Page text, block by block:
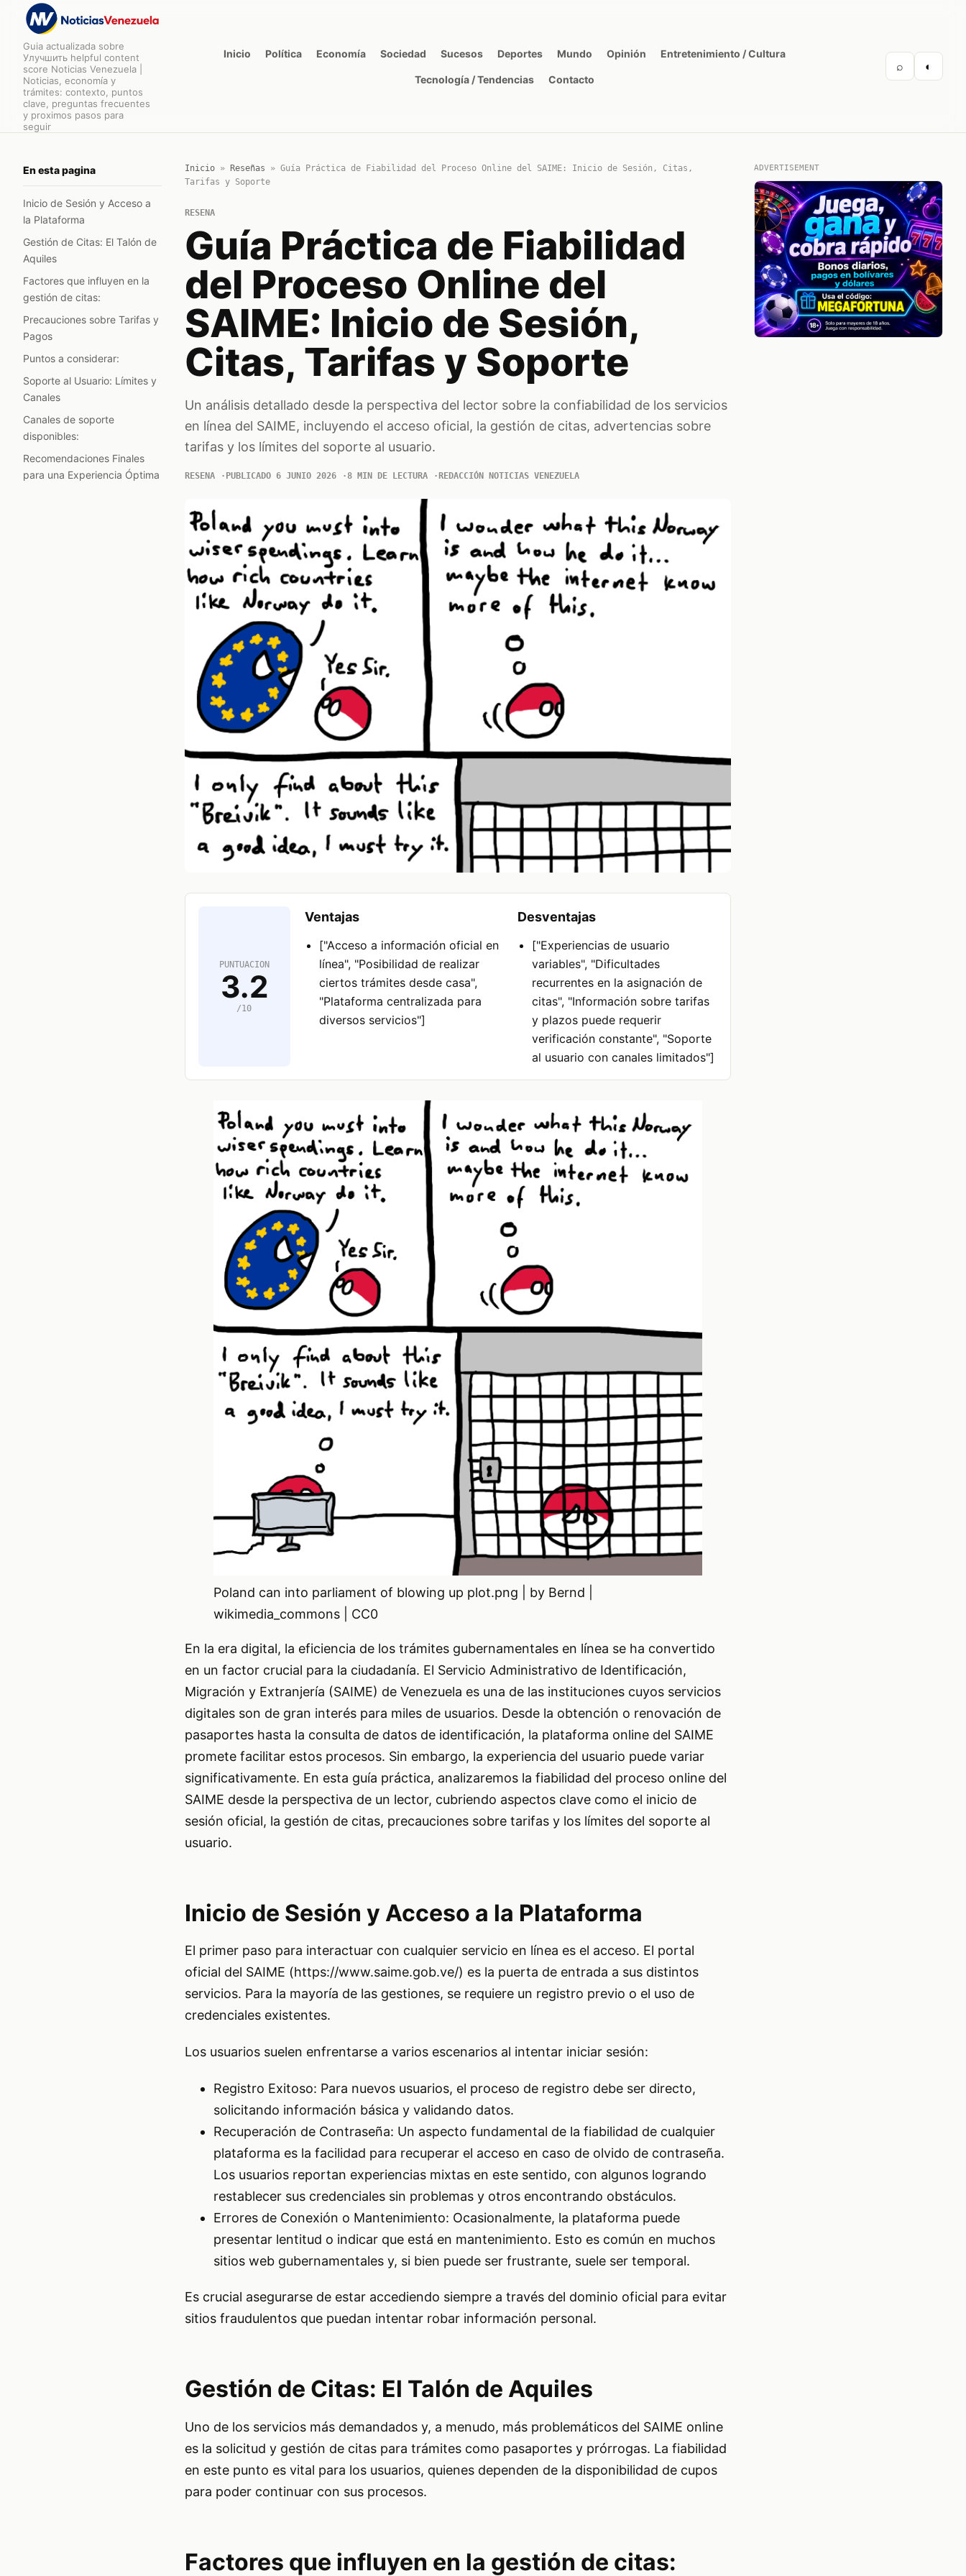
Guia actualizada sobre
Улучшить helpful content
score Noticias Venezuela |
Noticias, economía y
trámites: contexto, puntos
clave, preguntas frecuentes
y proximos pasos para
seguir
Inicio Política Economía Sociedad Sucesos Deportes Mundo Opinión Entretenimiento / Cultura
Tecnología / Tendencias Contacto
⌕ ◐
En esta pagina
Inicio de Sesión y Acceso a
la Plataforma
Gestión de Citas: El Talón de
Aquiles
Factores que influyen en la
gestión de citas:
Precauciones sobre Tarifas y
Pagos
Puntos a considerar:
Soporte al Usuario: Límites y
Canales
Canales de soporte
disponibles:
Recomendaciones Finales
para una Experiencia Óptima
Inicio» Reseñas » Guía Práctica de Fiabilidad del Proceso Online del SAIME: Inicio de Sesión, Citas,
Tarifas y Soporte
RESENA
Guía Práctica de Fiabilidad
del Proceso Online del
SAIME: Inicio de Sesión,
Citas, Tarifas y Soporte
Un análisis detallado desde la perspectiva del lector sobre la confiabilidad de los servicios
en línea del SAIME, incluyendo el acceso oficial, la gestión de citas, advertencias sobre
tarifas y los límites del soporte al usuario.
RESENA PUBLICADO 6 JUNIO 2026 8 MIN DE LECTURA REDACCIÓN NOTICIAS VENEZUELA
PUNTUACION
3.2
/10
Ventajas
["Acceso a información oficial en
línea", "Posibilidad de realizar
ciertos trámites desde casa",
"Plataforma centralizada para
diversos servicios"]
Desventajas
["Experiencias de usuario
variables", "Dificultades
recurrentes en la asignación de
citas", "Información sobre tarifas
y plazos puede requerir
verificación constante", "Soporte
al usuario con canales limitados"]
Poland can into parliament of blowing up plot.png | by Bernd |
wikimedia_commons | CC0
En la era digital, la eficiencia de los trámites gubernamentales en línea se ha convertido
en un factor crucial para la ciudadanía. El Servicio Administrativo de Identificación,
Migración y Extranjería (SAIME) de Venezuela es una de las instituciones cuyos servicios
digitales son de gran interés para miles de usuarios. Desde la obtención o renovación de
pasaportes hasta la consulta de datos de identificación, la plataforma online del SAIME
promete facilitar estos procesos. Sin embargo, la experiencia del usuario puede variar
significativamente. En esta guía práctica, analizaremos la fiabilidad del proceso online del
SAIME desde la perspectiva de un lector, cubriendo aspectos clave como el inicio de
sesión oficial, la gestión de citas, precauciones sobre tarifas y los límites del soporte al
usuario.
Inicio de Sesión y Acceso a la Plataforma
El primer paso para interactuar con cualquier servicio en línea es el acceso. El portal
oficial del SAIME (https://www.saime.gob.ve/) es la puerta de entrada a sus distintos
servicios. Para la mayoría de las gestiones, se requiere un registro previo o el uso de
credenciales existentes.
Los usuarios suelen enfrentarse a varios escenarios al intentar iniciar sesión:
Registro Exitoso: Para nuevos usuarios, el proceso de registro debe ser directo,
solicitando información básica y validando datos.
Recuperación de Contraseña: Un aspecto fundamental de la fiabilidad de cualquier
plataforma es la facilidad para recuperar el acceso en caso de olvido de contraseña.
Los usuarios reportan experiencias mixtas en este sentido, con algunos logrando
restablecer sus credenciales sin problemas y otros encontrando obstáculos.
Errores de Conexión o Mantenimiento: Ocasionalmente, la plataforma puede
presentar lentitud o indicar que está en mantenimiento. Esto es común en muchos
sitios web gubernamentales y, si bien puede ser frustrante, suele ser temporal.
Es crucial asegurarse de estar accediendo siempre a través del dominio oficial para evitar
sitios fraudulentos que puedan intentar robar información personal.
Gestión de Citas: El Talón de Aquiles
Uno de los servicios más demandados y, a menudo, más problemáticos del SAIME online
es la solicitud y gestión de citas para trámites como pasaportes y prórrogas. La fiabilidad
en este punto es vital para los usuarios, quienes dependen de la disponibilidad de cupos
para poder continuar con sus procesos.
Factores que influyen en la gestión de citas:
ADVERTISEMENT